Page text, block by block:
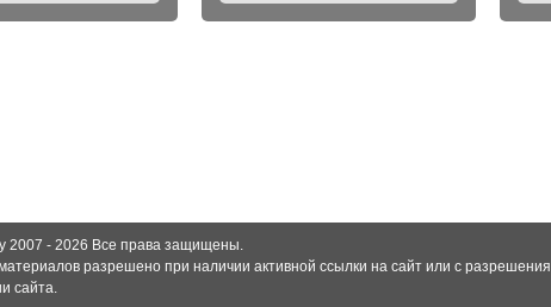
2007 - 2026 Все права защищены.
разрешено при наличии активной ссылки на сайт или с разрешения
сайта.